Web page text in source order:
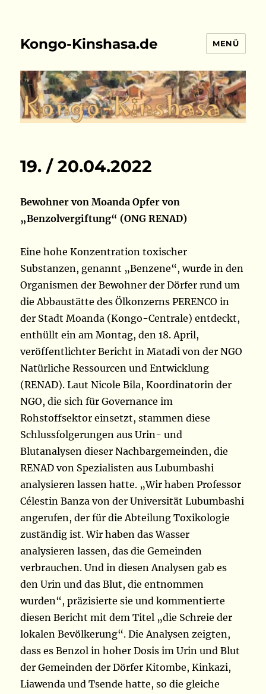
Kongo-Kinshasa.de MENÜ
19. / 20.04.2022
Bewohner von Moanda Opfer von
„Benzolvergiftung“ (ONG RENAD)
Eine hohe Konzentration toxischer
Substanzen, genannt „Benzene“, wurde in den
Organismen der Bewohner der Dörfer rund um
die Abbaustätte des Ölkonzerns PERENCO in
der Stadt Moanda (Kongo-Centrale) entdeckt,
enthüllt ein am Montag, den 18. April,
veröffentlichter Bericht in Matadi von der NGO
Natürliche Ressourcen und Entwicklung
(RENAD). Laut Nicole Bila, Koordinatorin der
NGO, die sich für Governance im
Rohstoffsektor einsetzt, stammen diese
Schlussfolgerungen aus Urin- und
Blutanalysen dieser Nachbargemeinden, die
RENAD von Spezialisten aus Lubumbashi
analysieren lassen hatte. „Wir haben Professor
Célestin Banza von der Universität Lubumbashi
angerufen, der für die Abteilung Toxikologie
zuständig ist. Wir haben das Wasser
analysieren lassen, das die Gemeinden
verbrauchen. Und in diesen Analysen gab es
den Urin und das Blut, die entnommen
wurden“, präzisierte sie und kommentierte
diesen Bericht mit dem Titel „die Schreie der
lokalen Bevölkerung“. Die Analysen zeigten,
dass es Benzol in hoher Dosis im Urin und Blut
der Gemeinden der Dörfer Kitombe, Kinkazi,
Liawenda und Tsende hatte, so die gleiche